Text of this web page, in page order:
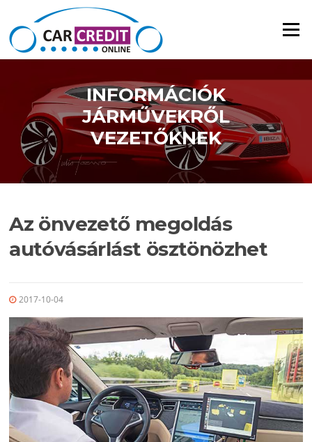
Ugrás a tartalomra
Menü
INFORMÁCIÓK
JÁRMŰVEKRŐL
VEZETŐKNEK
Az önvezető megoldás
autóvásárlást ösztönözhet
2017-10-04